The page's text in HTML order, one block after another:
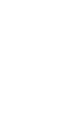
undersøgende
læserne med